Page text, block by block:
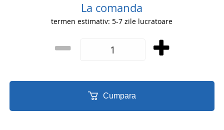
La comanda
termen estimativ: 5-7 zile lucratoare
Cumpara